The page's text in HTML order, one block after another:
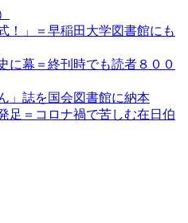
！」＝早稲田大学図書館にも
に幕＝終刊時でも読者８００
」誌を国会図書館に納本
足＝コロナ禍で苦しむ在日伯